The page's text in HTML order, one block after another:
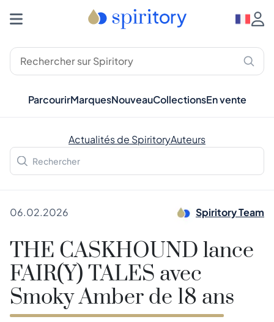
ParcourirMarquesNouveauCollectionsEn vente
Actualités de SpiritoryAuteurs
06.02.2026 Spiritory Team
THE CASKHOUND lance
FAIR(Y) TALES avec
Smoky Amber de 18 ans